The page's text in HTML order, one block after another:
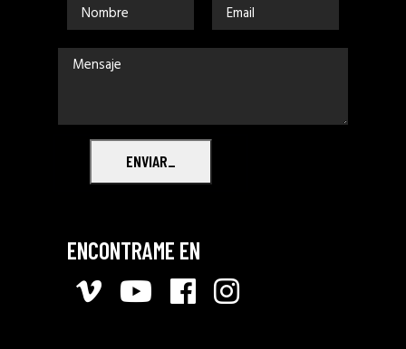
ENVIAR_
ENCONTRAME EN